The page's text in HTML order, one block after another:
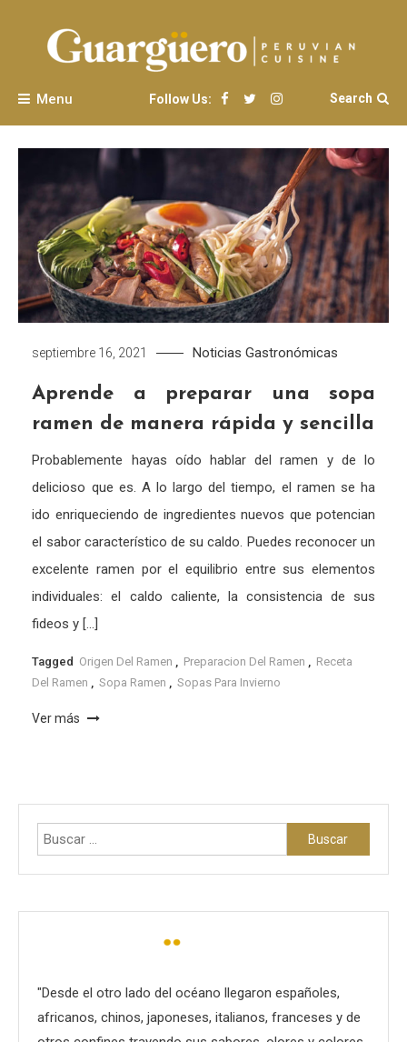
Menu Follow Us: Search
septiembre 16, 2021 Noticias Gastronómicas
Aprende a preparar una sopa
ramen de manera rápida y sencilla
Probablemente hayas oído hablar del ramen y de lo
delicioso que es. A lo largo del tiempo, el ramen se ha
ido enriqueciendo de ingredientes nuevos que potencian
el sabor característico de su caldo. Puedes reconocer un
excelente ramen por el equilibrio entre sus elementos
individuales: el caldo caliente, la consistencia de sus
fideos y […]
Tagged Origen Del Ramen , Preparacion Del Ramen , Receta
Del Ramen , Sopa Ramen , Sopas Para Invierno
Ver más
Buscar:
"Desde el otro lado del océano llegaron españoles,
africanos, chinos, japoneses, italianos, franceses y de